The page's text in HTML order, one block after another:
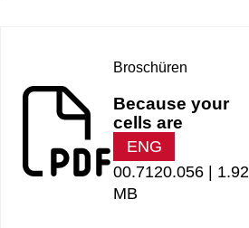
Broschüren
Because your
cells are
ENG
00.7120.056 | 1.92
MB